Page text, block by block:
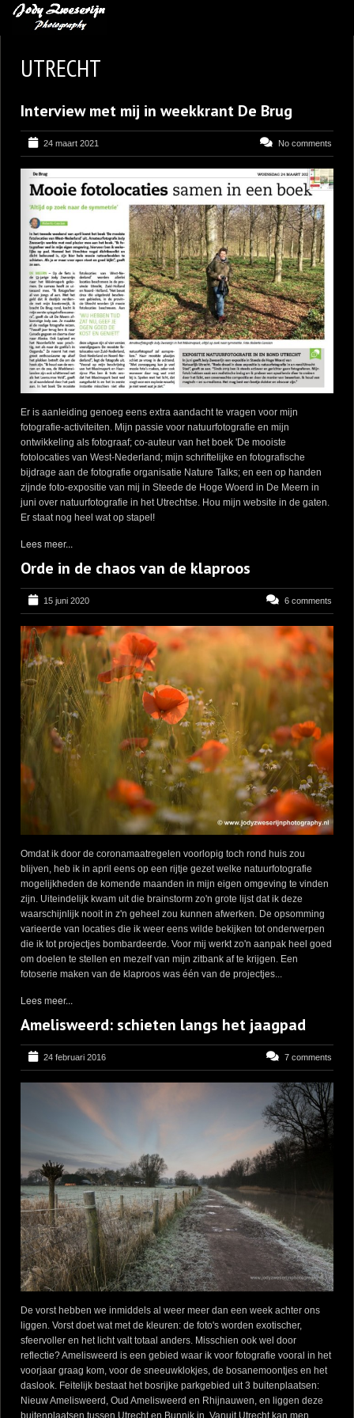
BLOG
LEREN VAN KUNST
BENCE MATE FOTOHUTTEN
OVER MIJ
CONTACT
UTRECHT
Interview met mij in weekkrant De Brug
24 maart 2021 No comments
Er is aanleiding genoeg eens extra aandacht te vragen voor mijn
fotografie-activiteiten. Mijn passie voor natuurfotografie en mijn
ontwikkeling als fotograaf; co-auteur van het boek 'De mooiste
fotolocaties van West-Nederland; mijn schriftelijke en fotografische
bijdrage aan de fotografie organisatie Nature Talks; en een op handen
zijnde foto-expositie van mij in Steede de Hoge Woerd in De Meern in
juni over natuurfotografie in het Utrechtse. Hou mijn website in de gaten.
Er staat nog heel wat op stapel!
Lees meer...
Orde in de chaos van de klaproos
15 juni 2020 6 comments
Omdat ik door de coronamaatregelen voorlopig toch rond huis zou
blijven, heb ik in april eens op een rijtje gezet welke natuurfotografie
mogelijkheden de komende maanden in mijn eigen omgeving te vinden
zijn. Uiteindelijk kwam uit die brainstorm zo'n grote lijst dat ik deze
waarschijnlijk nooit in z'n geheel zou kunnen afwerken. De opsomming
varieerde van locaties die ik weer eens wilde bekijken tot onderwerpen
die ik tot projectjes bombardeerde. Voor mij werkt zo'n aanpak heel goed
om doelen te stellen en mezelf van mijn zitbank af te krijgen. Een
fotoserie maken van de klaproos was één van de projectjes...
Lees meer...
Amelisweerd: schieten langs het jaagpad
24 februari 2016 7 comments
De vorst hebben we inmiddels al weer meer dan een week achter ons
liggen. Vorst doet wat met de kleuren: de foto's worden exotischer,
sfeervoller en het licht valt totaal anders. Misschien ook wel door
reflectie? Amelisweerd is een gebied waar ik voor fotografie vooral in het
voorjaar graag kom, voor de sneeuwklokjes, de bosanemoontjes en het
daslook. Feitelijk bestaat het bosrijke parkgebied uit 3 buitenplaatsen:
Nieuw Amelisweerd, Oud Amelisweerd en Rhijnauwen, en liggen deze